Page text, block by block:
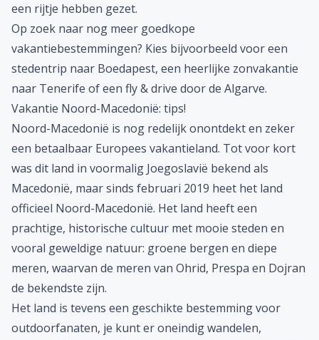
goed, het team van weflycheap is namelijk iedere dag
bezig met zoeken van goedkope deals naar de leukste
bestemmingen. Bij de leukste bestemmingen wordt
Noord-Macedonië zeker meegenomen! De prijzen zijn
er ook nog eens relatief laag en de lokale bevolking is
hartstikke vriendelijk. Niets voor niets dus dat wij alle
goedkope Noord-Macedonië vakanties al voor je op
een rijtje hebben gezet.
Op zoek naar nog meer goedkope
vakantiebestemmingen? Kies bijvoorbeeld voor een
stedentripnaarBoedapest , een heerlijke zonvakantie
naar Tenerife of eenfly & drivedoor deAlgarve.
Vakantie Noord-Macedonië: tips!
Noord-Macedonië is nog redelijk onontdekt en zeker
een betaalbaar Europees vakantieland. Tot voor kort
was dit land in voormalig Joegoslavië bekend als
Macedonië, maar sinds februari 2019 heet het land